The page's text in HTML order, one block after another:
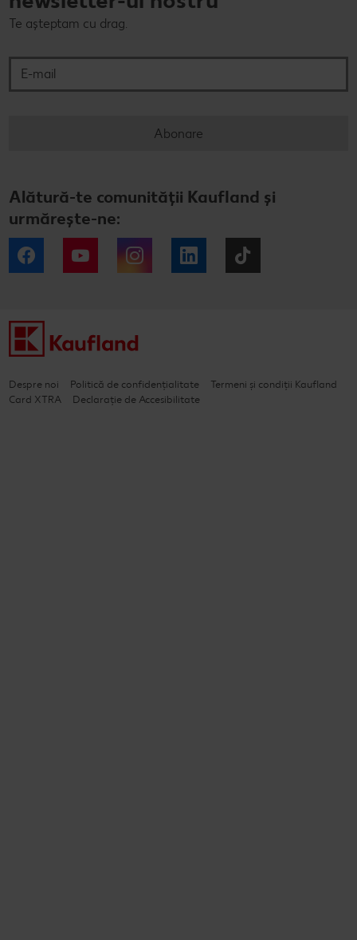
Te așteptam cu drag.
Abonare
Alătură-te comunității Kaufland și
urmărește-ne:
Facebook YouTube Instagram LinkedIn
Despre noi Politică de confidențialitate
Termeni și condiții Kaufland
Card XTRA
Declarație de Accesibilitate